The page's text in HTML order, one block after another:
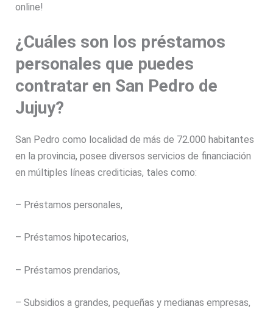
online!
¿Cuáles son los préstamos
personales que puedes
contratar en San Pedro de
Jujuy?
San Pedrocomo localidad de más de 72.000 habitantes
en la provincia, posee diversos servicios de financiación
en múltiples líneas crediticias, tales como:
– Préstamos personales,
– Préstamos hipotecarios,
– Préstamos prendarios,
– Subsidios a grandes, pequeñas y medianas empresas,